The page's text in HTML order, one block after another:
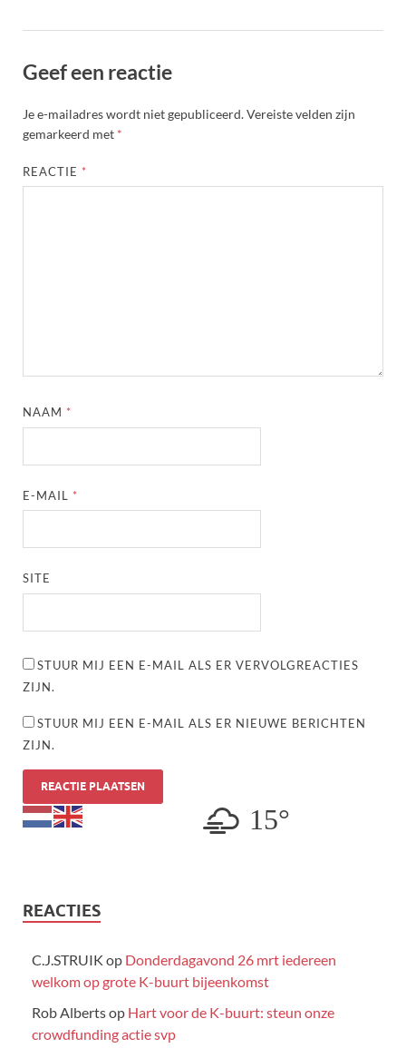
Geef een reactie
Je e-mailadres wordt niet gepubliceerd.Vereiste velden zijn
gemarkeerd met *
REACTIE *
NAAM *
E-MAIL *
SITE
STUUR MIJ EEN E-MAIL ALS ER VERVOLGREACTIES
ZIJN.
STUUR MIJ EEN E-MAIL ALS ER NIEUWE BERICHTEN
ZIJN.
15°
REACTIES
C.J.STRUIK op Donderdagavond 26 mrt iedereen
welkom op grote K-buurt bijeenkomst
Rob Albertsop Hart voor de K-buurt: steun onze
crowdfunding actie svp